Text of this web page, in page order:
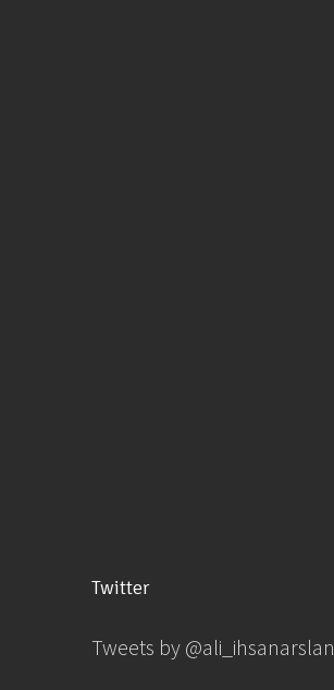
Twitter
Tweets by @ali_ihsanarslan